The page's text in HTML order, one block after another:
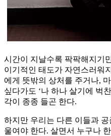
시간이 지날수록 팍팍해지기
이기적인 태도가 자연스러워
에게 뜻밖의 상처를 주거나,
싶다가도 ‘나 하나 살기에 벅
각이 종종 들곤 한다.
하지만 우리는 다른 이들과
울여야 한다. 살면서 누구나